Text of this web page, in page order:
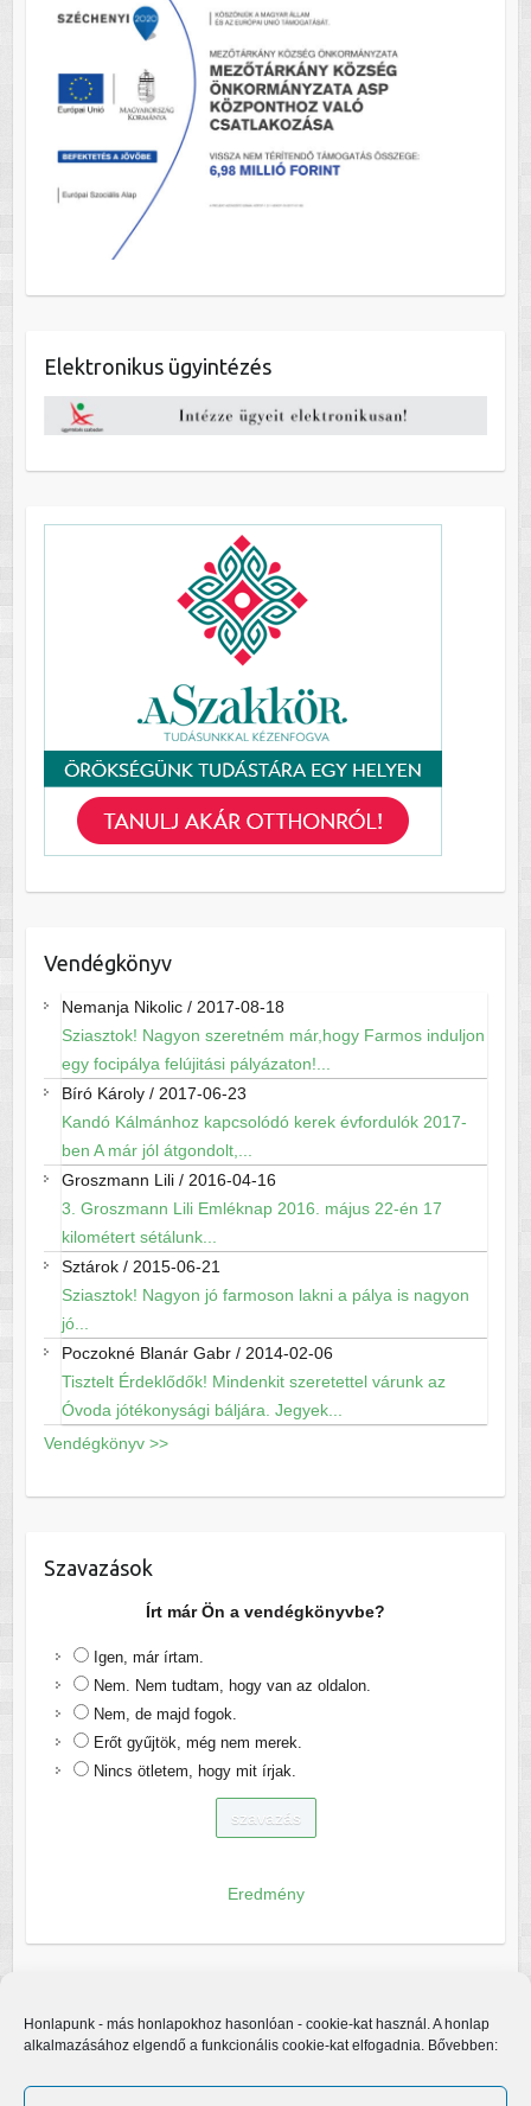
Honlapunk - más honlapokhoz hasonlóan - cookie-kat használ. A honlap
alkalmazásához elgendő a funkcionális cookie-kat elfogadnia. Bővebben:
Elektronikus ügyintézés
Vendégkönyv
Nemanja Nikolic/ 2017-08-18
Sziasztok! Nagyon szeretném már,hogy Farmos induljon
egy focipálya felújitási pályázaton!...
Bíró Károly/ 2017-06-23
Kandó Kálmánhoz kapcsolódó kerek évfordulók 2017-
ben A már jól átgondolt,...
Groszmann Lili/ 2016-04-16
3. Groszmann Lili Emléknap 2016. május 22-én 17
kilométert sétálunk...
Sztárok/ 2015-06-21
Sziasztok! Nagyon jó farmoson lakni a pálya is nagyon
jó...
Poczokné Blanár Gabr/ 2014-02-06
Tisztelt Érdeklődők! Mindenkit szeretettel várunk az
Óvoda jótékonysági báljára. Jegyek...
Vendégkönyv >>
Szavazások
Írt már Ön a vendégkönyvbe?
Igen, már írtam.
Nem. Nem tudtam, hogy van az oldalon.
Nem, de majd fogok.
Erőt gyűjtök, még nem merek.
Nincs ötletem, hogy mit írjak.
Eredmény